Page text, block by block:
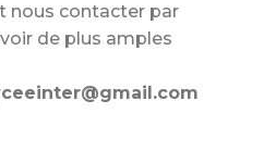
nous contacter par
de plus amples